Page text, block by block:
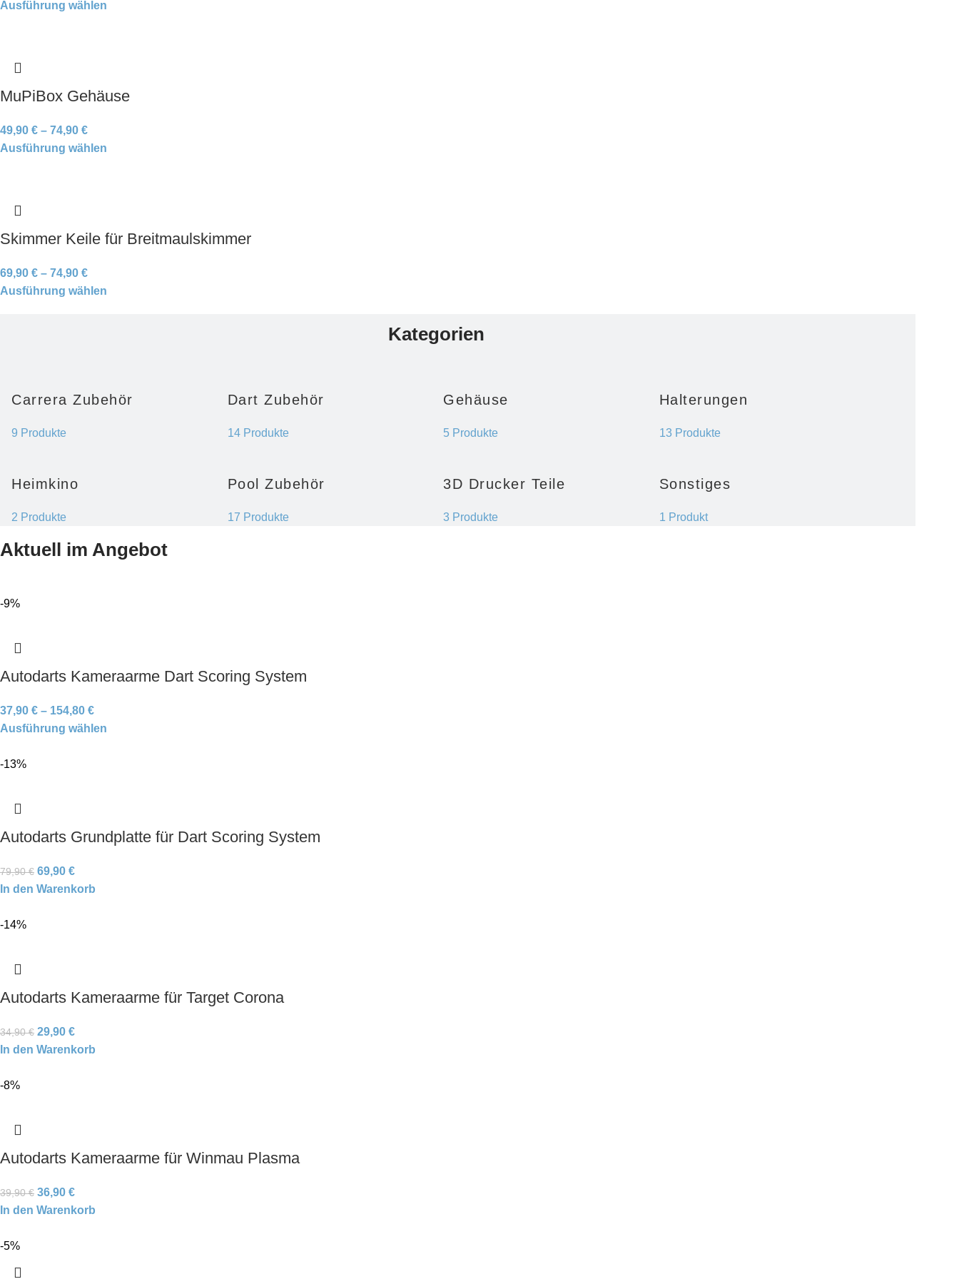
Ausführung wählen
MuPiBox Gehäuse
49,90 € – 74,90 €
Ausführung wählen
Skimmer Keile für Breitmaulskimmer
69,90 € – 74,90 €
Ausführung wählen
Kategorien
Carrera Zubehör
9 Produkte
Dart Zubehör
14 Produkte
Gehäuse
5 Produkte
Halterungen
13 Produkte
Heimkino
2 Produkte
Pool Zubehör
17 Produkte
3D Drucker Teile
3 Produkte
Sonstiges
1 Produkt
Aktuell im Angebot
-9%
Autodarts Kameraarme Dart Scoring System
37,90 € – 154,80 €
Ausführung wählen
-13%
Autodarts Grundplatte für Dart Scoring System
79,90€ 69,90 €
In den Warenkorb
-14%
Autodarts Kameraarme für Target Corona
34,90€ 29,90 €
In den Warenkorb
-8%
Autodarts Kameraarme für Winmau Plasma
39,90€ 36,90 €
In den Warenkorb
-5%